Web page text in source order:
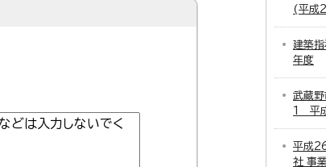
(平成
建築
年度
武蔵
1 平
平成
社 事